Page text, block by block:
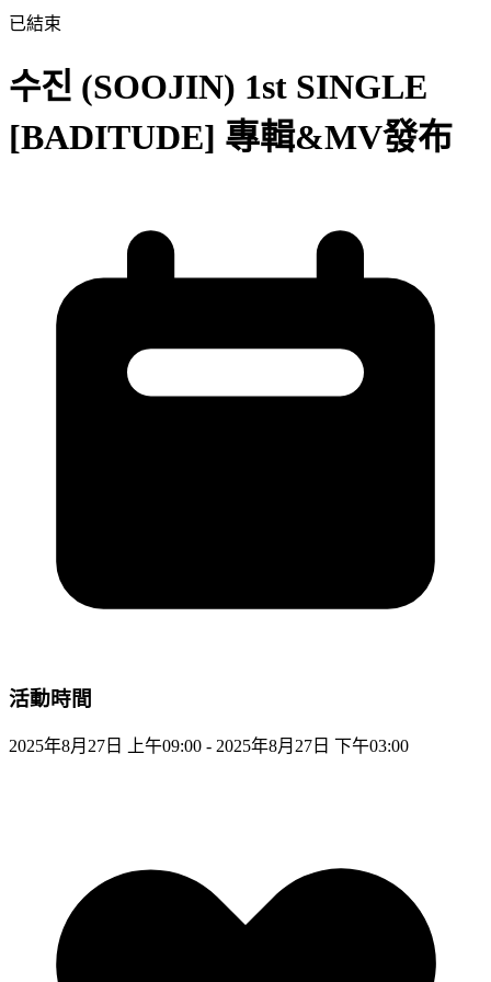
已結束
수진 (SOOJIN) 1st SINGLE
[BADITUDE] 專輯&MV發布
活動時間
2025年8月27日 上午09:00 - 2025年8月27日 下午03:00